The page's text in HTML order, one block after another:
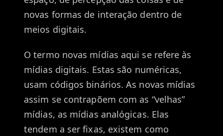
novas formas de interação dentro de
meios digitais.
O termo novas mídias aqui se refere às
mídias digitais. Estas são numéricas,
usam códigos binários. As novas mídias
assim se contrapõem com as “velhas”
mídias, as mídias analógicas. Elas
tendem a ser fixas, existem como